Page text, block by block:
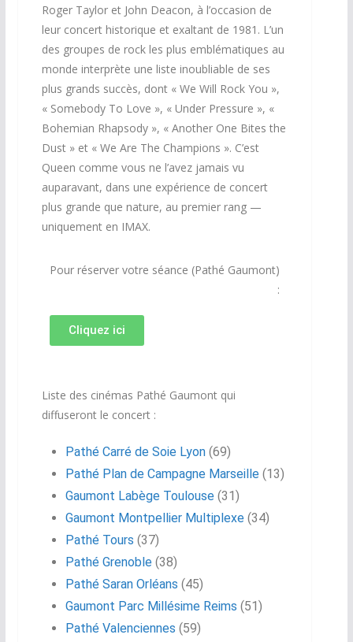
Roger Taylor et John Deacon, à l’occasion de
leur concert historique et exaltant de 1981. L’un
des groupes de rock les plus emblématiques au
monde interprète une liste inoubliable de ses
plus grands succès, dont « We Will Rock You »,
« Somebody To Love », « Under Pressure », «
Bohemian Rhapsody », « Another One Bites the
Dust » et « We Are The Champions ». C’est
Queen comme vous ne l’avez jamais vu
auparavant, dans une expérience de concert
plus grande que nature, au premier rang —
uniquement en IMAX.
Pour réserver votre séance (Pathé Gaumont)
:
Cliquez ici
Liste des cinémas Pathé Gaumont qui
diffuseront le concert :
Pathé Carré de Soie Lyon(69)
Pathé Plan de Campagne Marseille(13)
Gaumont Labège Toulouse(31)
Gaumont Montpellier Multiplexe(34)
Pathé Tours (37)
Pathé Grenoble(38)
Pathé Saran Orléans (45)
Gaumont Parc Millésime Reims (51)
Pathé Valenciennes (59)